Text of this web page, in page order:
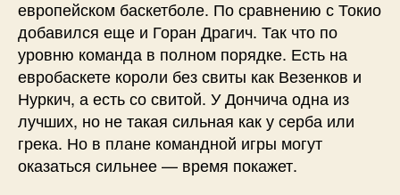
европейском баскетболе. По сравнению с Токио
добавился еще и Горан Драгич. Так что по
уровню команда в полном порядке. Есть на
евробаскете короли без свиты как Везенков и
Нуркич, а есть со свитой. У Дончича одна из
лучших, но не такая сильная как у серба или
грека. Но в плане командной игры могут
оказаться сильнее — время покажет.